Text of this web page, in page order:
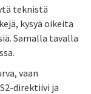
teknistä
kysyä oikeita
Samalla tavalla
vaan
direktiivi ja